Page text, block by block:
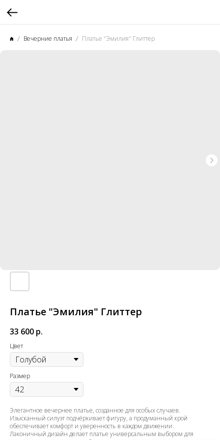
Вечерние платья Платье "Эмилия" Глиттер
Платье "Эмилия" Глиттер
33 600 р.
Цвет
Размер
Элегантное вечернее платье, созданное для особых случаев.
Изысканный силуэт подчёркивает фигуру, а продуманный крой
обеспечивает комфорт и уверенность в каждом движении.
Лаконичный дизайн делает платье универсальным выбором для